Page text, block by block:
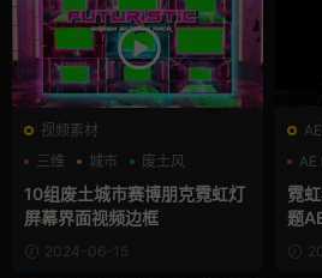
视频素材
三维
城市 废土风
10组废土城市赛博朋克霓虹灯
屏幕界面视频边框
2024-06-15
AE
三
霓
题